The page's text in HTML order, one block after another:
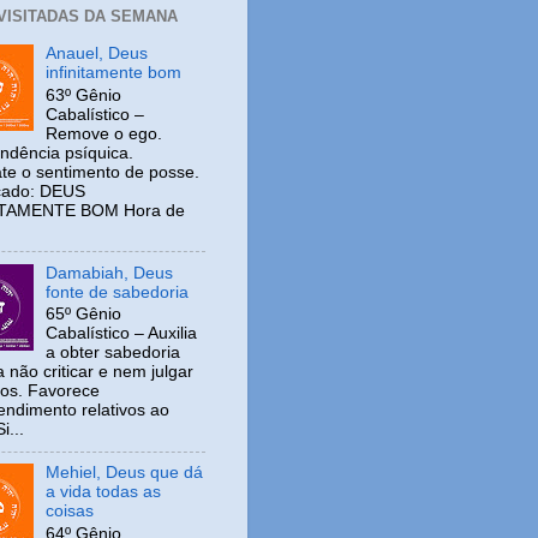
DA SEMANA
Anauel, Deus
infinitamente bom
63º Gênio
Cabalístico –
Remove o ego.
psíquica.
o sentimento de posse.
DEUS
BOM Hora de
Damabiah, Deus
fonte de sabedoria
65º Gênio
Cabalístico – Auxilia
a obter sabedoria
não criticar e nem julgar
Favorece
relativos ao
Mehiel, Deus que dá
a vida todas as
coisas
64º Gênio